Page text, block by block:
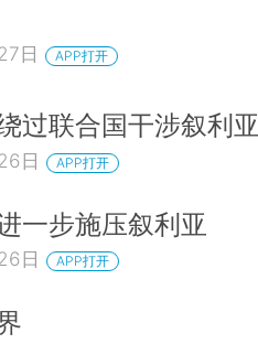
日 APP打开
过联合国干涉叙利亚
日 APP打开
一步施压叙利亚
日 APP打开